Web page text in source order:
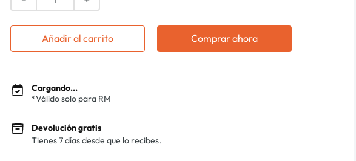
Añadir al carrito Comprar ahora
Cargando...
*Válido solo para RM
Devolución gratis
Tienes 7 días desde que lo recibes.